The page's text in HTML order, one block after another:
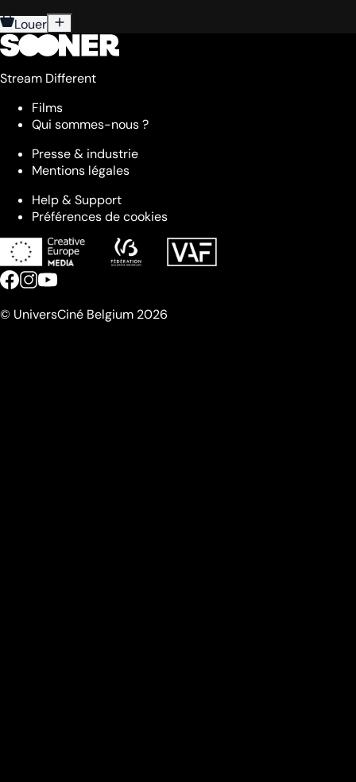
Louer
Stream Different
Films
Qui sommes-nous ?
Presse & industrie
Mentions légales
Help & Support
Préférences de cookies
© UniversCiné Belgium 2026